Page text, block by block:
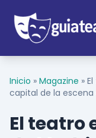
Inicio » Magazine »
capital de la escena
El teatro